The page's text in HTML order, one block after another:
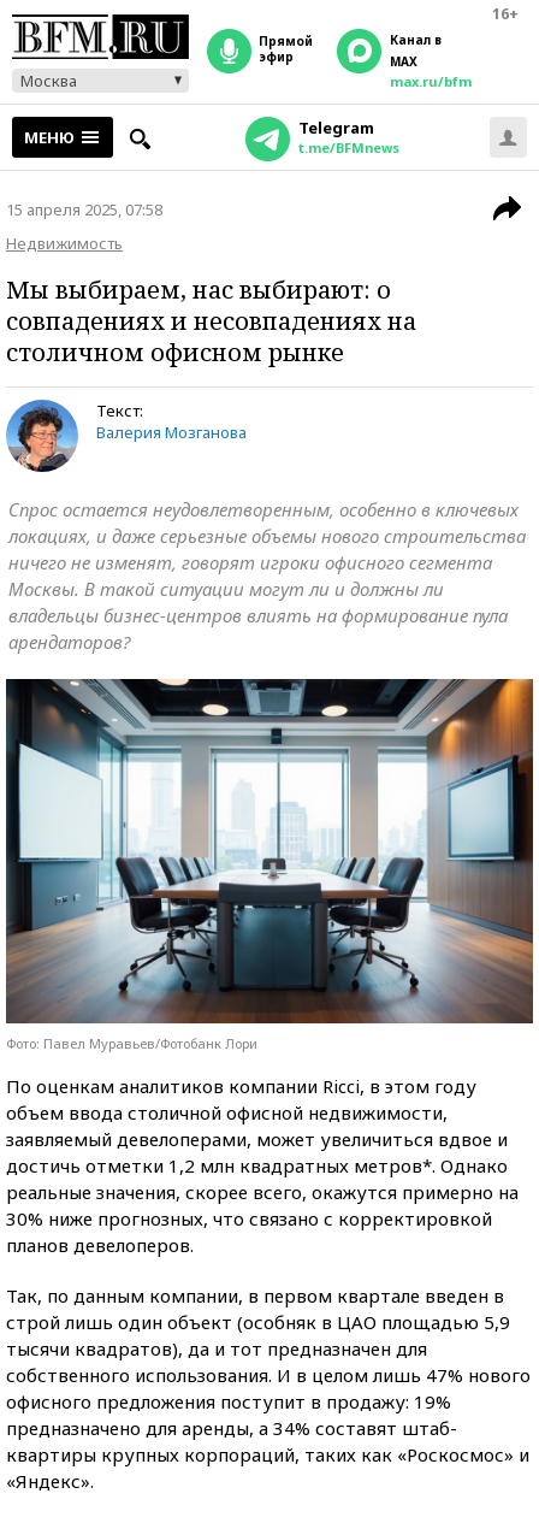
16+
Москва
прямой
эфир
Канал в
MAX
max.ru/bfm
МЕНЮ Telegram
t.me/BFMnews
15 апреля 2025, 07:58
Недвижимость
Мы выбираем, нас выбирают: о
совпадениях и несовпадениях на
столичном офисном рынке
Текст:
Валерия Мозганова
Спрос остается неудовлетворенным, особенно в ключевых
локациях, и даже серьезные объемы нового строительства
ничего не изменят, говорят игроки офисного сегмента
Москвы. В такой ситуации могут ли и должны ли
владельцы бизнес-центров влиять на формирование пула
арендаторов?
Фото: Павел Муравьев/Фотобанк Лори
По оценкам аналитиков компании Ricci, в этом году
объем ввода столичной офисной недвижимости,
заявляемый девелоперами, может увеличиться вдвое и
достичь отметки 1,2 млн квадратных метров*. Однако
реальные значения, скорее всего, окажутся примерно на
30% ниже прогнозных, что связано с корректировкой
планов девелоперов.
Так, по данным компании, в первом квартале введен в
строй лишь один объект (особняк в ЦАО площадью 5,9
тысячи квадратов), да и тот предназначен для
собственного использования. И в целом лишь 47% нового
офисного предложения поступит в продажу: 19%
предназначено для аренды, а 34% составят штаб-
квартиры крупных корпораций, таких как «Роскосмос» и
«Яндекс».